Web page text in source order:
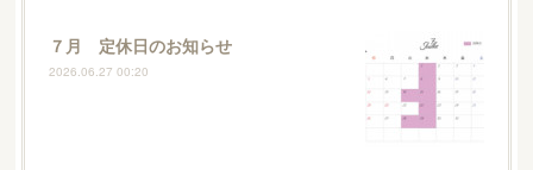
７月 定休日のお知らせ
2026.06.27 00:20